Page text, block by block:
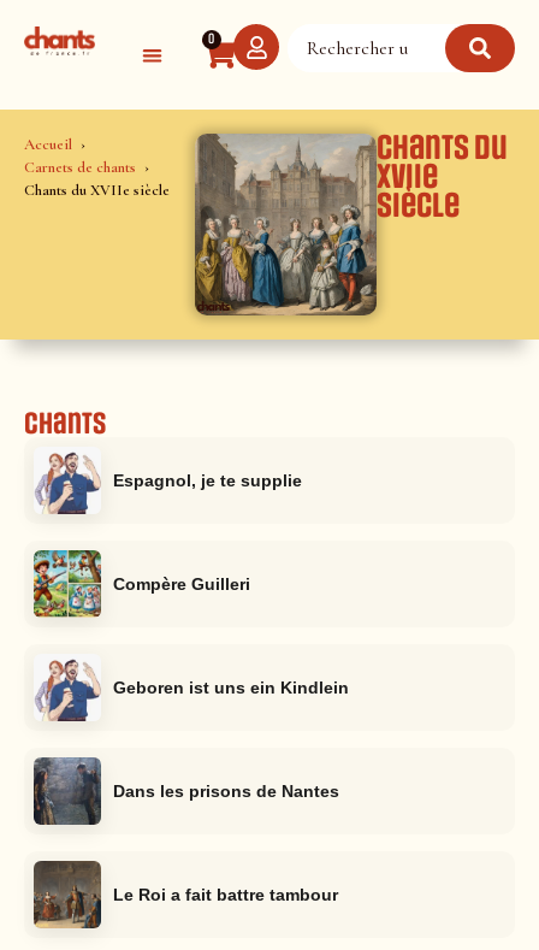
0
Accueil
Carnets de chants
Chants du XVIIe siècle
Chants du
XVIIe
siècle
Chants
Espagnol, je te supplie
Compère Guilleri
Geboren ist uns ein Kindlein
Dans les prisons de Nantes
Le Roi a fait battre tambour